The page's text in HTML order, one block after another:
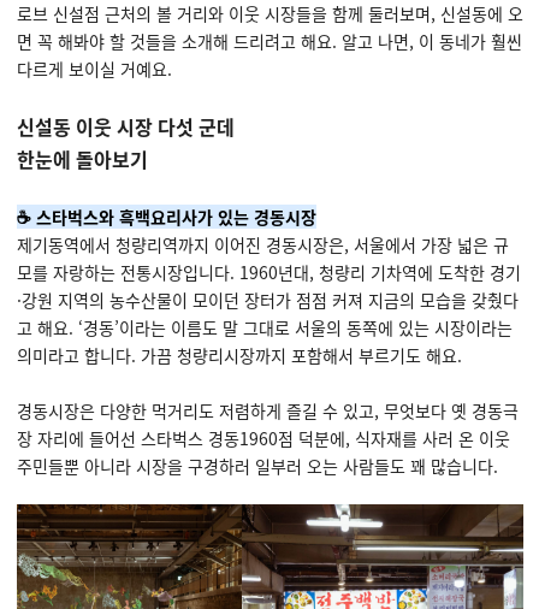
로브 신설점 근처의 볼 거리와 이웃 시장들을 함께 둘러보며, 신설동에 오
면 꼭 해봐야 할 것들을 소개해 드리려고 해요. 알고 나면, 이 동네가 훨씬
다르게 보이실 거예요.
신설동 이웃 시장 다섯 군데
한눈에 돌아보기
☕ 스타벅스와 흑백요리사가 있는 경동시장
제기동역에서 청량리역까지 이어진 경동시장은, 서울에서 가장 넓은 규
모를 자랑하는 전통시장입니다. 1960년대, 청량리 기차역에 도착한 경기
·강원 지역의 농수산물이 모이던 장터가 점점 커져 지금의 모습을 갖췄다
고 해요. ‘경동’이라는 이름도 말 그대로 서울의 동쪽에 있는 시장이라는
의미라고 합니다. 가끔 청량리시장까지 포함해서 부르기도 해요.
경동시장은 다양한 먹거리도 저렴하게 즐길 수 있고, 무엇보다 옛 경동극
장 자리에 들어선 스타벅스 경동1960점 덕분에, 식자재를 사러 온 이웃
주민들뿐 아니라 시장을 구경하러 일부러 오는 사람들도 꽤 많습니다.